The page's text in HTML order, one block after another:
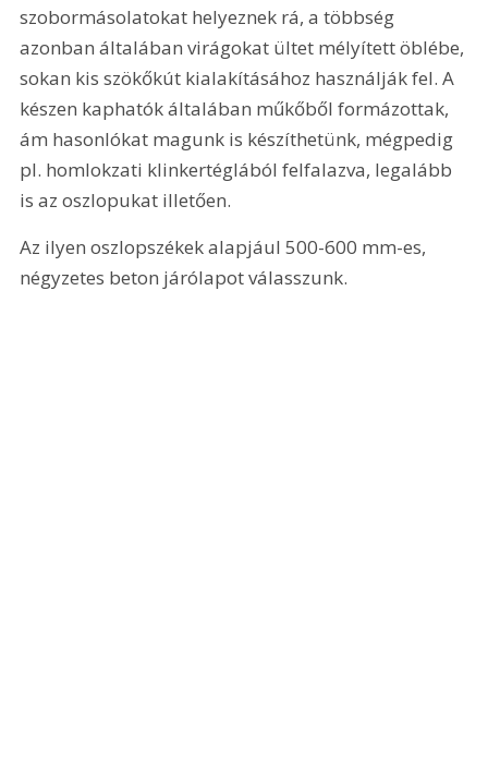
szobormásolatokat helyeznek rá, a többség
azonban általában virágokat ültet mélyített öblébe,
sokan kis szökőkút kialakításához használják fel. A
készen kaphatók általában műkőből formázottak,
ám hasonlókat magunk is készíthetünk, mégpedig
pl. homlokzati klinkertéglából felfalazva, legalább
is az oszlopukat illetően.
Az ilyen oszlopszékek alapjául 500-600 mm-es,
négyzetes beton járólapot válasszunk.